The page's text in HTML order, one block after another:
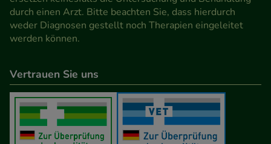
durch einen Arzt. Bitte beachten Sie, dass hierdurch
weder Diagnosen gestellt noch Therapien eingeleitet
werden können.
Vertrauen Sie uns